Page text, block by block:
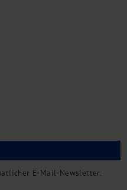
E-Mail-Newsletter.